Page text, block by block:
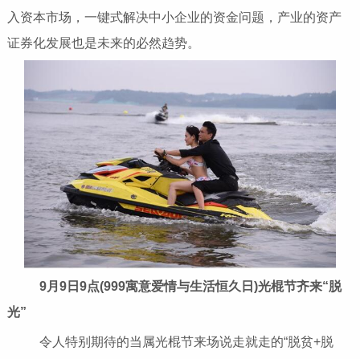
入资本市场，一键式解决中小企业的资金问题，产业的资产
证券化发展也是未来的必然趋势。
9月9日9点(999寓意爱情与生活恒久日)光棍节齐来“脱
光”
令人特别期待的当属光棍节来场说走就走的“脱贫+脱